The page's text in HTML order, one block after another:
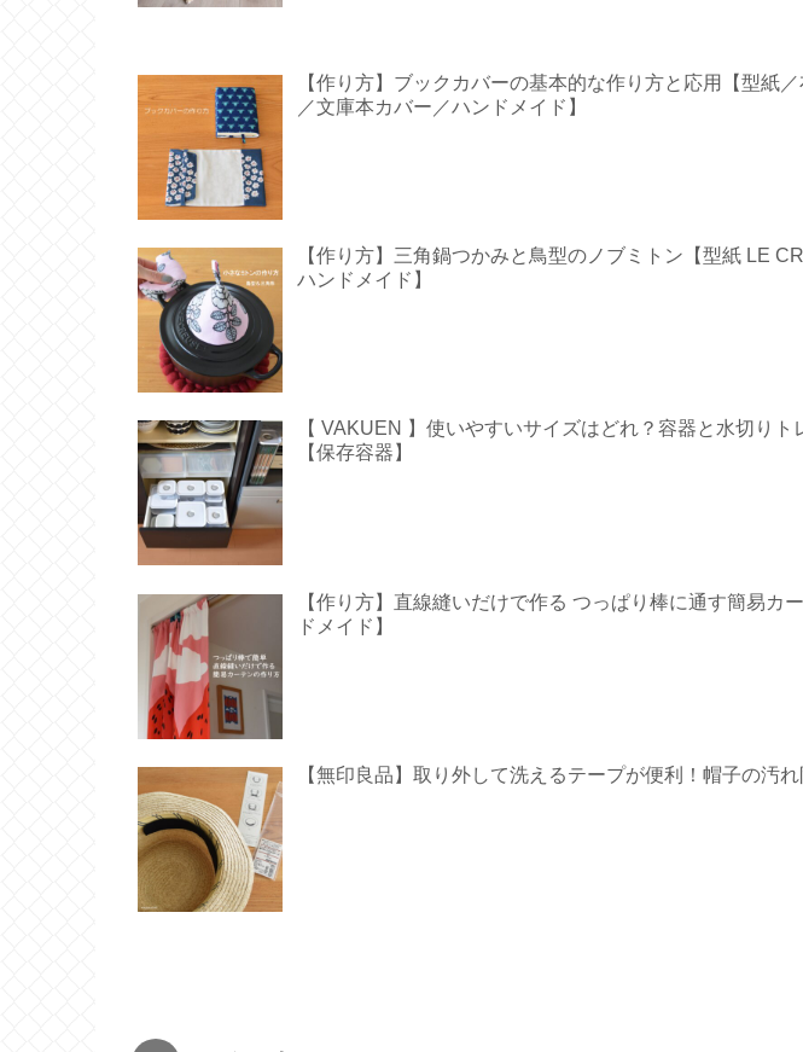
【作り方】ブックカバーの基本的な作り方と応用【型紙
／文庫本カバー／ハンドメイド】
【作り方】三角鍋つかみと鳥型のノブミトン【型紙 LE
ハンドメイド】
【 VAKUEN 】使いやすいサイズはどれ？容器と水切り
【保存容器】
【作り方】直線縫いだけで作る つっぱり棒に通す簡易カ
ドメイド】
【無印良品】取り外して洗えるテープが便利！帽子の汚